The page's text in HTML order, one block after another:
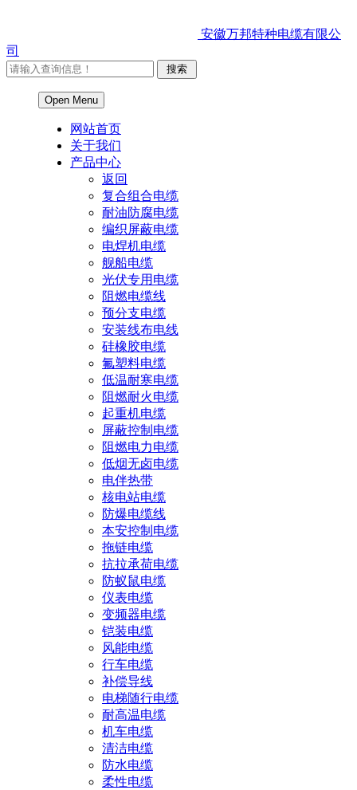
安徽万邦特种电缆有限公
司
Open Menu
网站首页
关于我们
产品中心
返回
复合组合电缆
耐油防腐电缆
编织屏蔽电缆
电焊机电缆
舰船电缆
光伏专用电缆
阻燃电缆线
预分支电缆
安装线布电线
硅橡胶电缆
氟塑料电缆
低温耐寒电缆
阻燃耐火电缆
起重机电缆
屏蔽控制电缆
阻燃电力电缆
低烟无卤电缆
电伴热带
核电站电缆
防爆电缆线
本安控制电缆
拖链电缆
抗拉承荷电缆
防蚁鼠电缆
仪表电缆
变频器电缆
铠装电缆
风能电缆
行车电缆
补偿导线
电梯随行电缆
耐高温电缆
机车电缆
清洁电缆
防水电缆
柔性电缆